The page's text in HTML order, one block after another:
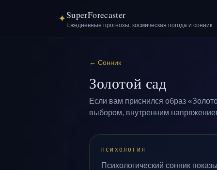
✦SuperForecaster
Ежедневные прогнозы, космическая погода и сонник
← Сонник
Золотой сад
Если вам приснился образ
выбором, внутренним
ПСИХОЛОГИЯ
Психологический сонник